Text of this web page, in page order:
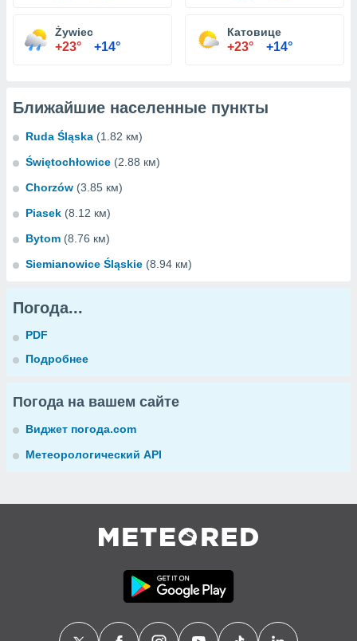
Żywiec
+23° +14°
Катовице
+23° +14°
Ближайшие населенные пункты
Ruda Śląska (1.82 км)
Świętochłowice (2.88 км)
Chorzów (3.85 км)
Piasek (8.12 км)
Bytom (8.76 км)
Siemianowice Śląskie (8.94 км)
Погода...
PDF
Подробнее
Погода на вашем сайте
Виджет погода.com
Метеорологический API